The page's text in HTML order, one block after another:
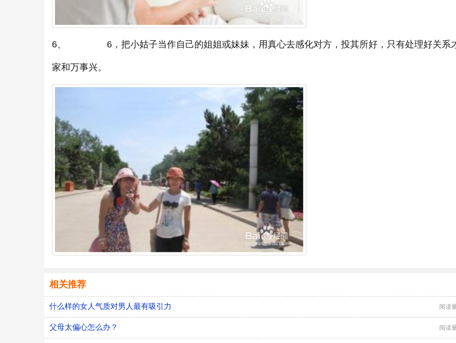
6、 6，把小姑子当作自己的姐姐或妹妹，用真心去感化对方，投其所好，只有处理好关系
家和万事兴。
相关推荐
什么样的女人气质对男人最有吸引力 阅读
父母太偏心怎么办？ 阅读